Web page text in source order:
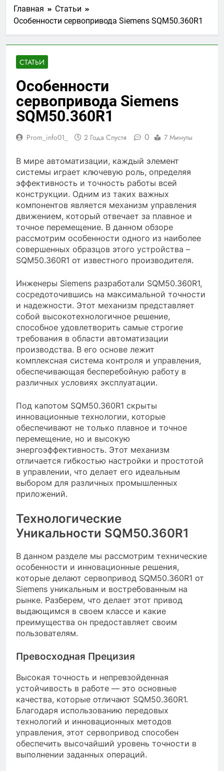
Главная
Статьи
Особенности сервопривода Siemens SQM50.360R1
СТАТЬИ
Особенности
сервопривода Siemens
SQM50.360R1
Prom_info01_ 2 Года Спустя 0 7 Минуты
В мире автоматизации, каждый элемент
системы играет ключевую роль, определяя
эффективность и точность работы всей
конструкции. Одним из таких важных
компонентов является механизм управления
движением, который отвечает за плавное и
точное перемещение. В данном обзоре
рассмотрим особенности одного из наиболее
совершенных образцов этого устройства –
SQM50.360R1 от известного производителя.
Инженеры Siemens разработали SQM50.360R1,
сосредоточившись на максимальной точности
и надежности. Этот механизм представляет
собой высокотехнологичное решение,
способное удовлетворить самые строгие
требования в области автоматизации
производства. В его основе лежит
комплексная система контроля и управления,
обеспечивающая бесперебойную работу в
различных условиях эксплуатации.
Под капотом SQM50.360R1 скрыты
инновационные технологии, которые
обеспечивают не только плавное и точное
перемещение, но и высокую
энергоэффективность. Этот механизм
отличается гибкостью настройки и простотой
в управлении, что делает его идеальным
выбором для различных промышленных
приложений.
Технологические
Уникальности SQM50.360R1
В данном разделе мы рассмотрим технические
особенности и инновационные решения,
которые делают сервопривод SQM50.360R1 от
Siemens уникальным и востребованным на
рынке. Разберем, что делает этот привод
выдающимся в своем классе и какие
преимущества он предоставляет своим
пользователям.
Превосходная Прецизия
Высокая точность и непревзойденная
устойчивость в работе — это основные
качества, которые отличают SQM50.360R1.
Благодаря использованию передовых
технологий и инновационных методов
управления, этот сервопривод способен
обеспечить высочайший уровень точности в
выполнении заданных операций.